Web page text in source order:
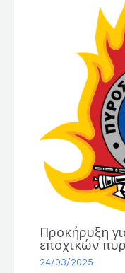
Προκήρυξη
εποχικών
24/03/2025